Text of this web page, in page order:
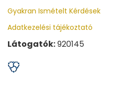
Gyakran Ismételt Kérdések
Adatkezelési tájékoztató
Látogatók:920145